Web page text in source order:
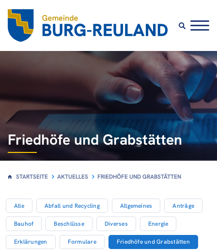
Friedhöfe und Grabstätten
STARTSEITE AKTUELLES FRIEDHÖFE UND GRABSTÄTTEN
Alle Abfall und Recycling Allgemeines Anträge
Bauhof Beschlüsse Diverses Energie
Erklärungen Formulare Friedhöfe und Grabstätten